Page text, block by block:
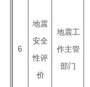
6
地震
安全
性评
价
地震工
作主管
部门